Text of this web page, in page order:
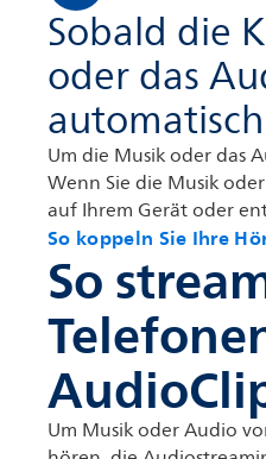
Sobald die
oder das
Um die Musik oder das
Wenn Sie die Musik
auf Ihrem Gerät oder
So koppeln Sie Ihre
So
Um Musik oder Audio